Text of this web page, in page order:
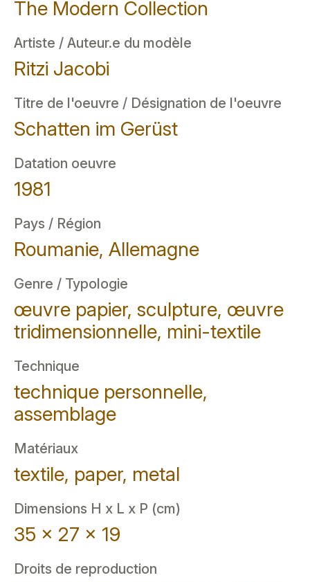
The Modern Collection
Artiste / Auteur.e du modèle
Ritzi Jacobi
Titre de l'oeuvre / Désignation de l'oeuvre
Schatten im Gerüst
Datation oeuvre
1981
Pays / Région
Roumanie, Allemagne
Genre / Typologie
œuvre papier, sculpture, œuvre
tridimensionnelle, mini-textile
Technique
technique personnelle,
assemblage
Matériaux
textile, paper, metal
Dimensions H x L x P (cm)
35 x 27 x 19
Droits de reproduction